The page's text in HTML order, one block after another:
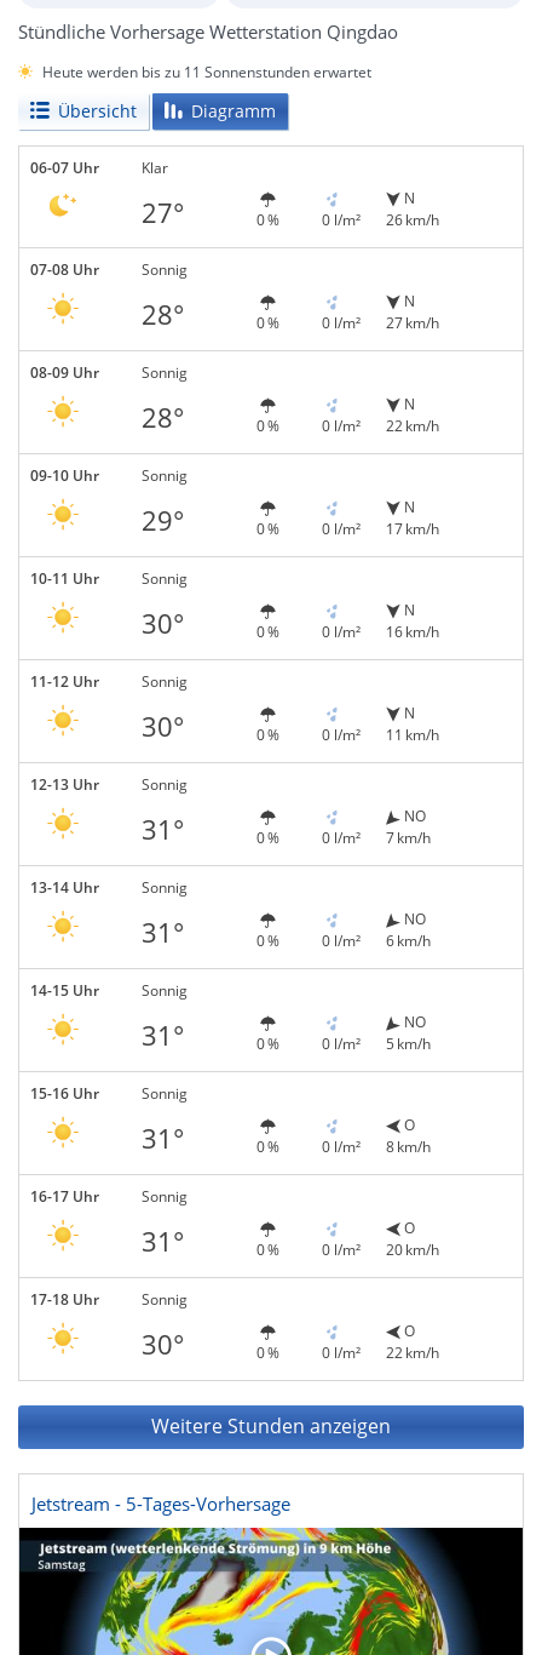
Stündliche Vorhersage Wetterstation Qingdao
Heute werden bis zu 11 Sonnenstunden erwartet
Übersicht Diagramm
06-07 Uhr Klar
27° 0 % 0 l/m²
N
26 km/h
07-08 Uhr Sonnig
28° 0 % 0 l/m²
N
27 km/h
08-09 Uhr Sonnig
28° 0 % 0 l/m²
N
22 km/h
09-10 Uhr Sonnig
29° 0 % 0 l/m²
N
17 km/h
10-11 Uhr Sonnig
30° 0 % 0 l/m²
N
16 km/h
11-12 Uhr Sonnig
30° 0 % 0 l/m²
N
11 km/h
12-13 Uhr Sonnig
31° 0 % 0 l/m²
NO
7 km/h
13-14 Uhr Sonnig
31° 0 % 0 l/m²
NO
6 km/h
14-15 Uhr Sonnig
31° 0 % 0 l/m²
NO
5 km/h
15-16 Uhr Sonnig
31° 0 % 0 l/m²
O
8 km/h
16-17 Uhr Sonnig
31° 0 % 0 l/m²
O
20 km/h
17-18 Uhr Sonnig
30° 0 % 0 l/m²
O
22 km/h
Weitere Stunden anzeigen
Jetstream - 5-Tages-Vorhersage